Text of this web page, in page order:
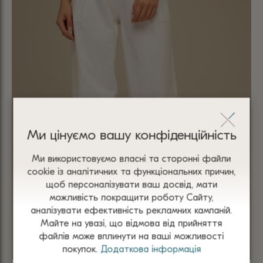
Ми цінуємо вашу конфіденційність
Ми використовуємо власні та сторонні файли
сооkіе із аналітичних та функціональних причин,
щоб персоналізувати ваш досвід, мати
можливість покращити роботу Сайту,
аналізувати ефективність рекламних кампаній.
Майте на увазі, що відмова від прийняття
файлів може вплинути на ваші можливості
покупок. Додаткова інформація